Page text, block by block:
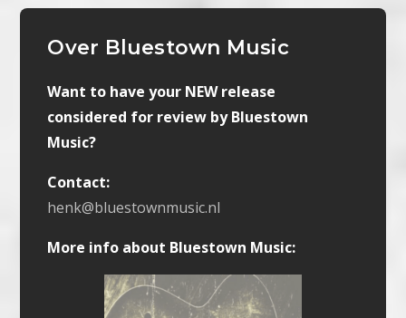
Over Bluestown Music
Want to have your NEW release
considered for review by Bluestown
Music?
Contact:
henk@bluestownmusic.nl
More info about Bluestown Music: